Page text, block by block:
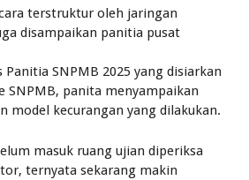
terstruktur oleh jaringan
disampaikan panitia pusat
SNPMB 2025 yang disiarkan
SNPMB, panita menyampaikan
model kecurangan yang dilakukan.
masuk ruang ujian diperiksa
ternyata sekarang makin